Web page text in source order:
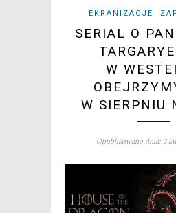
EKRANIZACJE
SERIAL O
W
W SIERPNIU
Opublikowano dnia: 2